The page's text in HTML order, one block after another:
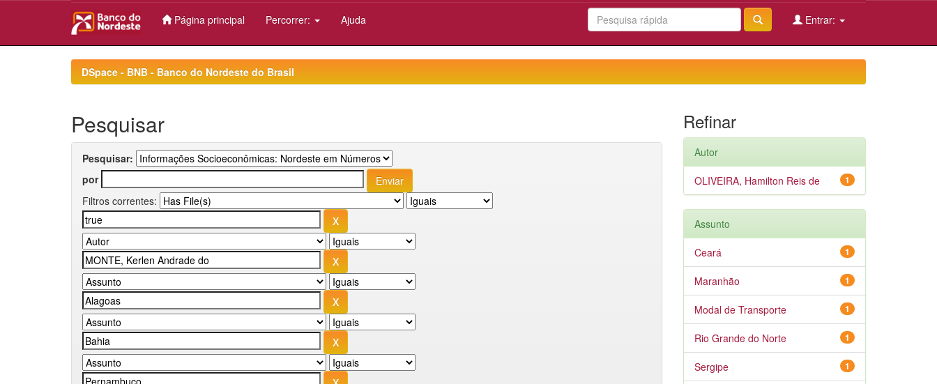
Página principal Percorrer: Ajuda Entrar:
DSpace - BNB - Banco do Nordeste do Brasil
Pesquisar
Pesquisar:
por
Filtros correntes:
Refinar
Autor
1
OLIVEIRA, Hamilton Reis de
Assunto
1
Ceará
1
Maranhão
1
Modal de Transporte
1
Rio Grande do Norte
1
Sergipe